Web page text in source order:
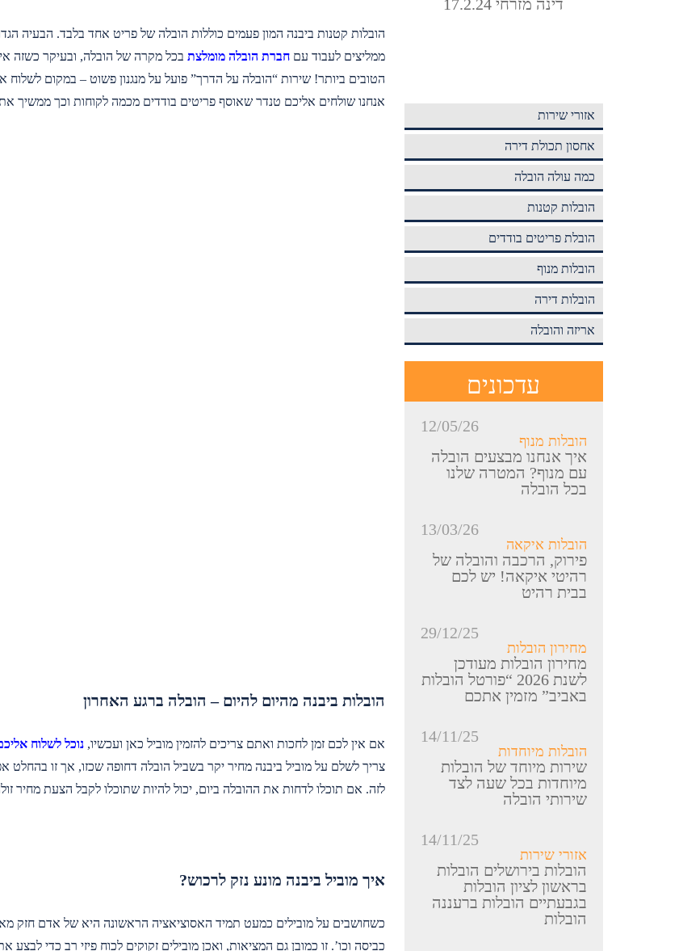
הובלות קטנות ביבנה המון פעמים כוללות הובלה של פריט אחד בלבד. הבעיה
ממליצים לעבוד עם חברת הובלה מומלצתבכל מקרה של הובלה, ובעיקר כשזה
הטובים ביותר! שירות “הובלה על הדרך” פועל על מנגנון פשוט – במקום
אנחנו שולחים אליכם טנדר שאוסף פריטים בודדים מכמה לקוחות וכך
הובלות ביבנה מהיום להיום – הובלה ברגע האחרון
אם אין לכם זמן לחכות ואתם צריכים להזמין מוביל כאן ועכשיו, נוכל לשלוח
צריך לשלם על מוביל ביבנה מחיר יקר בשביל הובלה דחופה שכזו, אך זו
לזה. אם תוכלו לדחות את ההובלה ביום, יכול להיות שתוכלו לקבל הצעת מחיר
איך מוביל ביבנה מונע נזק לרכוש?
כשחושבים על מובילים כמעט תמיד האסוציאציה הראשונה היא של אדם חזק
כביסה וכו’. זו כמובן גם המציאות, ואכן מובילים זקוקים לכוח פיזי רב כדי
אזורי שירות
אחסון תכולת דירה
כמה עולה הובלה
הובלות קטנות
הובלת פריטים בודדים
הובלות מנוף
הובלות דירה
אריזה והובלה
עדכונים
12/05/26
הובלות מנוף
איך אנחנו מבצעים הובלה
עם מנוף? המטרה שלנו
בכל הובלה
13/03/26
הובלות איקאה
פירוק, הרכבה והובלה של
רהיטי איקאה! יש לכם
בבית רהיט
29/12/25
מחירון הובלות
מחירון הובלות מעודכן
לשנת 2026 “פורטל הובלות
באביב” מזמין אתכם
14/11/25
הובלות מיוחדות
שירות מיוחד של הובלות
מיוחדות בכל שעה לצד
שירותי הובלה
14/11/25
אזורי שירות
הובלות בירושלים הובלות
בראשון לציון הובלות
בגבעתיים הובלות ברעננה
הובלות